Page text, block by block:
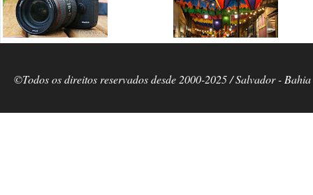
©Todos os direitos reservados desde 2000-2025 / Salvador -